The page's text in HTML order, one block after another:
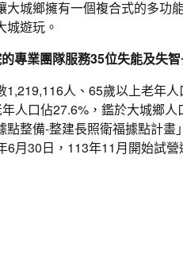
城鄉擁有一個複合式的多
遊玩。
專業團隊服務35位失能及失
人、65歲以上老年
人口佔27.6%，鑑於大城鄉
整備-整建長照衛福據點計
月30日，113年11月開始試